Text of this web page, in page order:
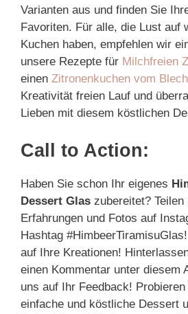
Varianten aus und finden Sie
Favoriten. Für alle, die Lust auf
Kuchen haben, empfehlen wir
unsere Rezepte für Milchfreien
einen Zitronenkuchen vom Blech
Kreativität freien Lauf und
Lieben mit diesem köstlichen
Call to Action:
Haben Sie schon Ihr eigenes
Dessert Glas zubereitet? Teilen
Erfahrungen und Fotos auf
Hashtag
auf Ihre Kreationen!
einen Kommentar unter diesem
uns auf Ihr Feedback!
einfache und köstliche Dessert